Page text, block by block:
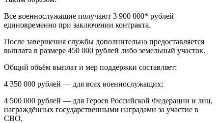
Все военнослужащие получают 3 900 000* рублей
единовременно при заключении контракта.
После завершения службы дополнительно предоставляется
выплата в размере 450 000 рублей либо земельный участок.
Общий объём выплат и мер поддержки составляет:
4 350 000 рублей — для всех военнослужащих;
4 500 000 рублей — для Героев Российской Федерации и лиц,
награждённых государственными наградами за участие в
СВО.